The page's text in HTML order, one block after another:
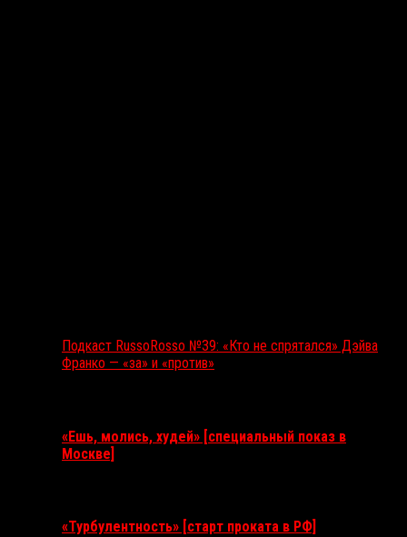
Подкаст RussoRosso №39: «Кто не спрятался» Дэйва
Франко — «за» и «против»
«Ешь, молись, худей» [специальный показ в
Москве]
«Турбулентность» [старт проката в РФ]